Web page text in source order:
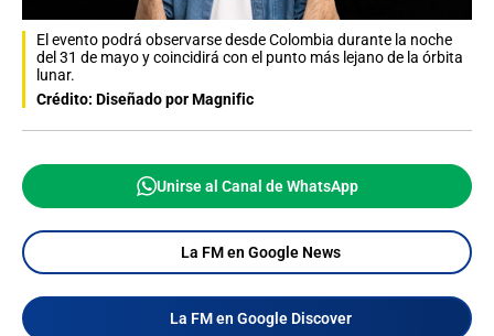
El evento podrá observarse desde Colombia durante la noche
del 31 de mayo y coincidirá con el punto más lejano de la órbita
lunar.
Crédito: Diseñado por Magnific
Unirse al Canal de WhatsApp
La FM en Google News
La FM en Google Discover